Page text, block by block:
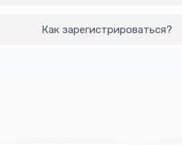
Как зарегистрироваться?